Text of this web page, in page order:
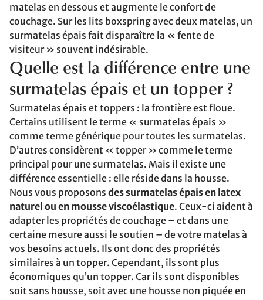
matelas en dessous et augmente le confort de
couchage. Sur les lits boxspring avec deux matelas, un
surmatelas épais fait disparaître la « fente de
visiteur » souvent indésirable.
Quelle est la différence entre une
surmatelas épais et un topper ?
Surmatelas épais et toppers : la frontière est floue.
Certains utilisent le terme « surmatelas épais »
comme terme générique pour toutes les surmatelas.
D’autres considèrent « topper » comme le terme
principal pour une surmatelas. Mais il existe une
différence essentielle : elle réside dans la housse.
Nous vous proposons des surmatelas épais en latex
naturel ou en mousse viscoélastique. Ceux-ci aident à
adapter les propriétés de couchage – et dans une
certaine mesure aussi le soutien – de votre matelas à
vos besoins actuels. Ils ont donc des propriétés
similaires à un topper. Cependant, ils sont plus
économiques qu’un topper. Car ils sont disponibles
soit sans housse, soit avec une housse non piquée en